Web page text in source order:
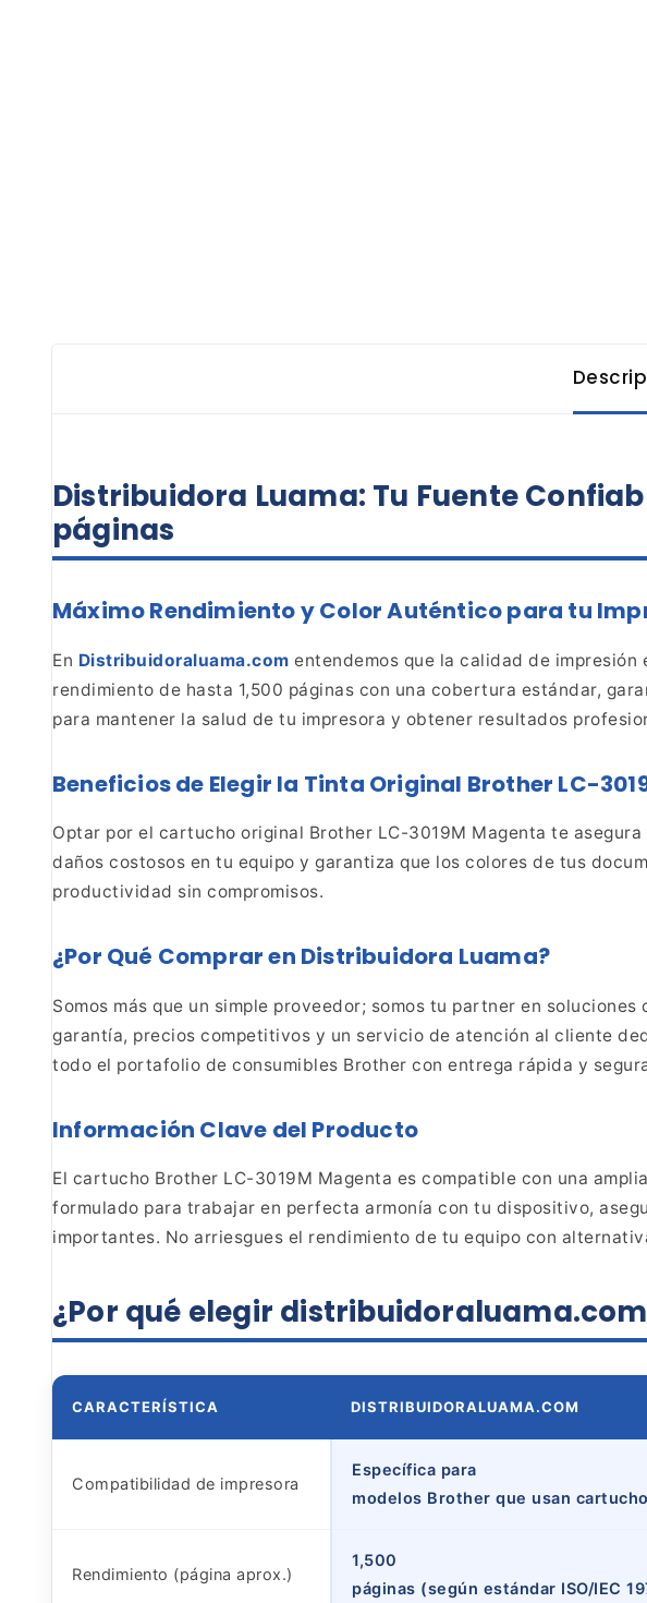
Distribuidora Luama: Tu Fuente
páginas
Máximo Rendimiento y Color Auténtico para tu
En Distribuidoraluama.com entendemos que la calidad de
rendimiento de hasta 1,500 páginas con una cobertura estándar,
para mantener la salud de tu impresora y obtener resultados
Beneficiosde Elegir la Tinta Original Brother LC-
Optar por el cartucho original Brother LC-3019M Magenta te
daños costosos en tu equipo y garantiza que los colores de tus
productividad sin compromisos.
¿Por Qué Comprar en Distribuidora Luama?
Somos más que un simple proveedor; somos tu partner en soluciones
garantía, precios competitivos y un servicio de atención al cliente
todo el portafolio de consumibles Brother con entrega rápida y
Información Clave del Producto
El cartucho Brother LC-3019M Magenta es compatible con una
formulado para trabajar en perfecta armonía con tu dispositivo,
importantes. No arriesgues el rendimiento de tu equipo con
¿Por qué elegir
CARACTERÍSTICA DISTRIBUIDORALUAMA.COM
Compatibilidad de impresora
Específica para
modelos Brother que usan
Rendimiento (página aprox.)
1,500
páginas (según estándar ISO/IEC